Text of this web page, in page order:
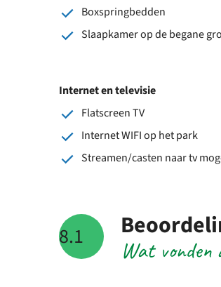
Boxspringbedden
Slaapkamer op de begane
Internet en televisie
Flatscreen TV
Internet WIFI op het park
Streamen/casten naar tv
8.1 Wat vonden